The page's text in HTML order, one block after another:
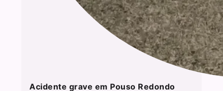
Acidente grave em Pouso Redondo